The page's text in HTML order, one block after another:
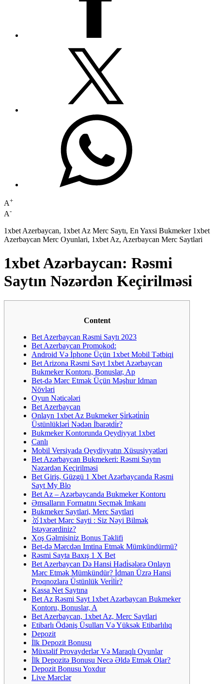
A+
A-
1xbet Azerbaycan, 1xbet Az Merc Saytı, En Yaxsi Bukmeker 1xbet
Azerbaycan Merc Oyunlari, 1xbet Az, Azerbaycan Merc Saytlari
1xbet Azərbaycan: Rəsmi
Saytın Nəzərdən Keçirilməsi
Content
Bet Azerbaycan Rəsmi Saytı 2023
Bet Azerbaycan Promokod:
Android Və İphone Üçün 1xbet Mobil Tətbiqi
Bet Arizona Rəsmi Sayt 1xbet Azərbaycan
Bukmeker Kontoru, Bonuslar, Ap
Bet-də Mərc Etmək Üçün Məşhur Idman
Növləri
Oyun Nəticələri
Bet Azerbaycan
Onlayn 1xbet Az Bukmeker Şi̇rkəti̇ni̇n
Üstünlükləri̇ Nədən İbarətdi̇r?
Bukmeker Kontorunda Qeydiyyat 1xbet
Canlı
Mobil Versiyada Qeydiyyatın Xüsusiyyətləri
Bet Azərbaycan Bukmekeri: Rəsmi Saytın
Nəzərdən Keçirilməsi
Bet Giriş, Güzgü 1 Xbet Azərbaycanda Rəsmi
Sayt My Blo
Bet Az – Azərbaycanda Bukmeker Kontoru
Əmsalların Formatını Seçmək Imkanı
Bukmeker Saytlari, Merc Saytlari
🥇1xbet Mərc Sayti : Siz Nəyi Bilmək
Istəyərərdiniz?
Xoş Gəlmisiniz Bonus Təklifi
Bet-də Mərcdən Imtina Etmək Mümkündürmü?
Rəsmi Sayta Baxış 1 X Bet
Bet Azerbaycan Də Hansi Hadi̇sələrə Onlayn
Mərc Etmək Mümkündür? İdman Üzrə Hansi
Proqnozlara Üstünlük Veri̇li̇r?
Kassa Net Saytına
Bet Az Rəsmi Sayt 1xbet Azərbaycan Bukmeker
Kontoru, Bonuslar, A
Bet Azerbaycan, 1xbet Az, Merc Saytlari
Etibarlı Ödəniş Üsulları Və Yüksək Etibarlılıq
Depozit
İlk Depozit Bonusu
Müxtəlif Provayderlər Və Maraqlı Oyunlar
İlk Depozitə Bonusu Necə Əldə Etmək Olar?
Depozit Bonusu Yoxdur
Live Mərclər